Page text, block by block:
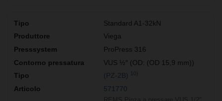
Standard A1-32kN
Viega
ProPress 316
VUS ½″ (OD: (OD 15,9 mm))
(PZ-2B)
10)
571770